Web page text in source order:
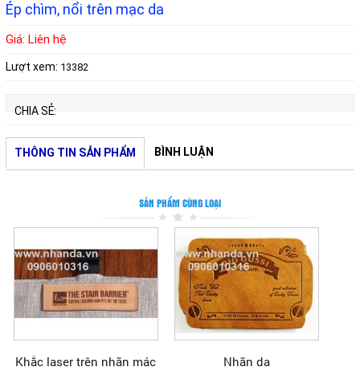
Ép chìm, nổi trên mạc da
Giá: Liên hệ
Lượt xem: 13382
CHIA SẺ:
THÔNG TIN SẢN PHẨM BÌNH LUẬN
SẢN PHẨM CÙNG LOẠI
Khắc laser trên nhãn mác Nhãn da